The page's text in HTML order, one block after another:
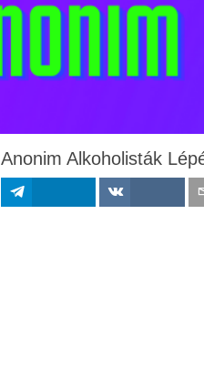
Anonim Alkoholisták